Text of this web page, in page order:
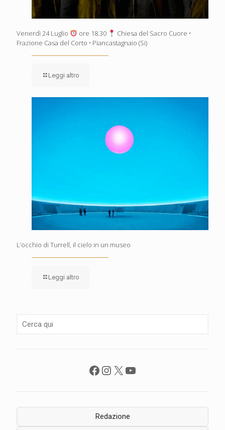
Venerdì 24 Luglio ore 18.30
Chiesa del Sacro Cuore •
Frazione Casa del Corto • Piancastagnaio (Si)
Leggi altro
L’occhio di Turrell, il cielo in un museo
Leggi altro
Facebook
Instagram
X YouTube
Redazione